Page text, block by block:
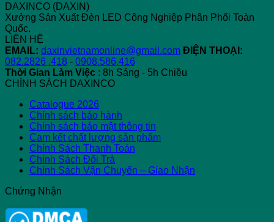
và
Triển
DAXINCO (DAXIN)
Xưởng Sản Xuất Đèn LED Công Nghiệp Phân Phối Toàn
Quốc.
LIÊN HỆ
EMAIL: daxinvietnamonline@gmail.com ĐIỆN THOẠI:
082.2826 .418 - 0908.586.416
Thời Gian Làm Việc : 8h Sáng - 5h Chiều
CHÍNH SÁCH DAXINCO
Catalogue 2026
Chính sách bảo hành
Chính sách bảo mật thông tin
Cam kết chất lượng sản phẩm
Chính Sách Thanh Toán
Chính Sách Đổi Trả
Chính Sách Vận Chuyển – Giao Nhận
Chứng Nhận